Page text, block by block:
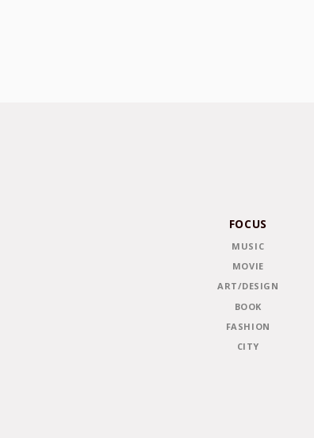
FOCUS
MUSIC
MOVIE
ART/DESIGN
BOOK
FASHION
CITY